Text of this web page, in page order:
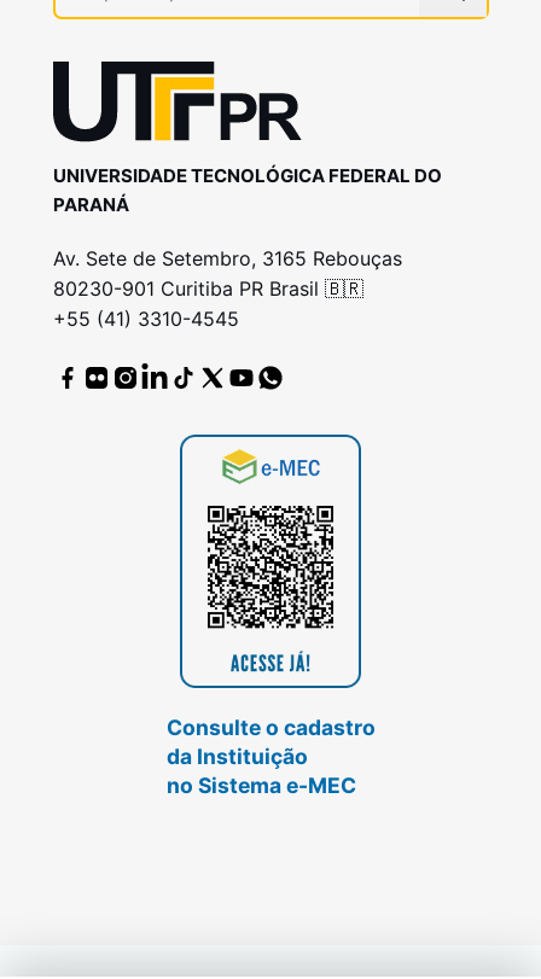
UNIVERSIDADE TECNOLÓGICA FEDERAL DO
PARANÁ
Av. Sete de Setembro, 3165 Rebouças
80230-901 Curitiba PR Brasil 🇧🇷
+55 (41) 3310-4545
Consulte o cadastro
da Instituição
no Sistema e-MEC